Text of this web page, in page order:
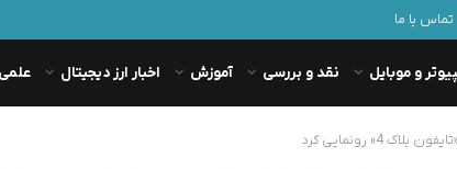
تماس با ما
و موبایل نقد و بررسی آموزش اخبار ارز دیجیتال علمی
4» رونمایی کرد